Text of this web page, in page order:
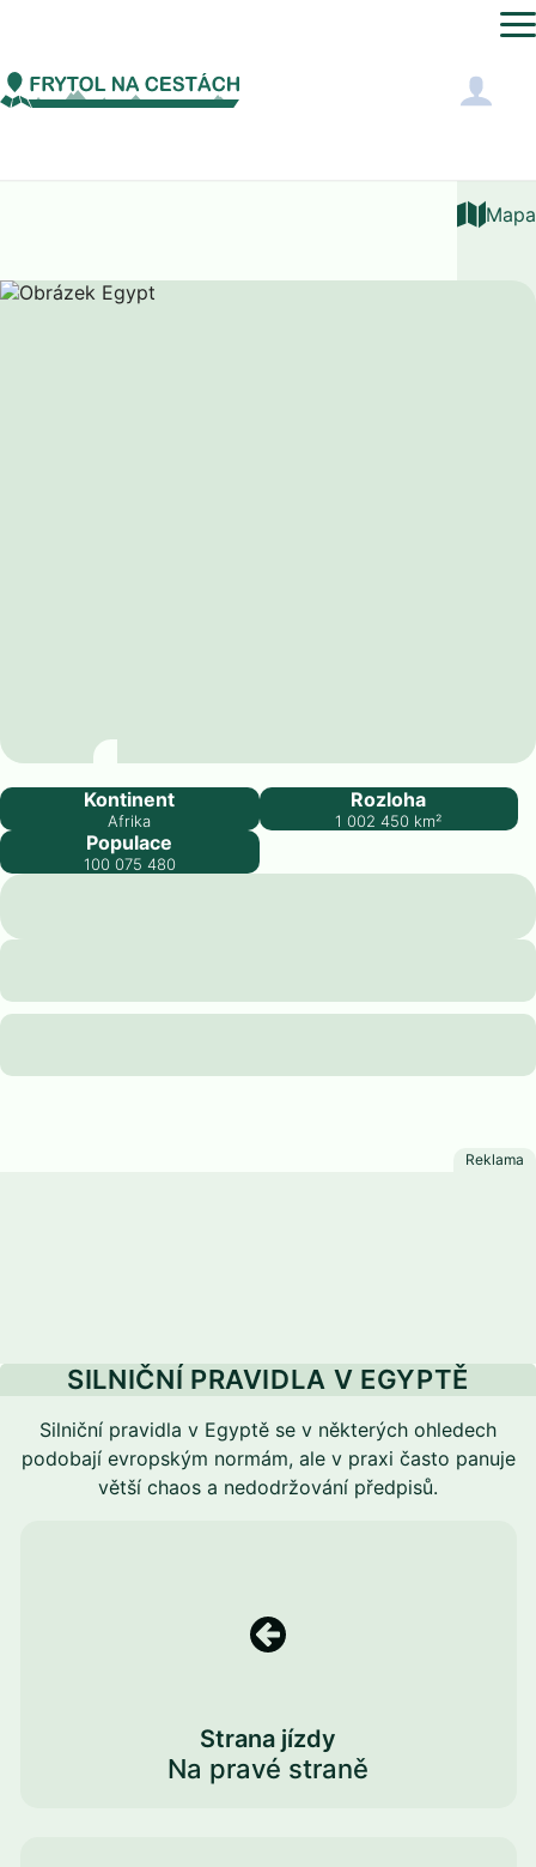
Afrika EgyptCesta
Mapa
Egypt
Kontinent
Afrika
Rozloha
1 002 450 km²
Populace
100 075 480
SILNIČNÍ PRAVIDLA V EGYPTĚ
Silniční pravidla v Egyptě se v některých ohledech
podobají evropským normám, ale v praxi často panuje
větší chaos a nedodržování předpisů.
Strana jízdy
Na pravé straně